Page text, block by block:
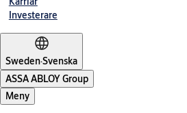
Investerare
Sweden·Svenska
ASSA ABLOY Group
Meny